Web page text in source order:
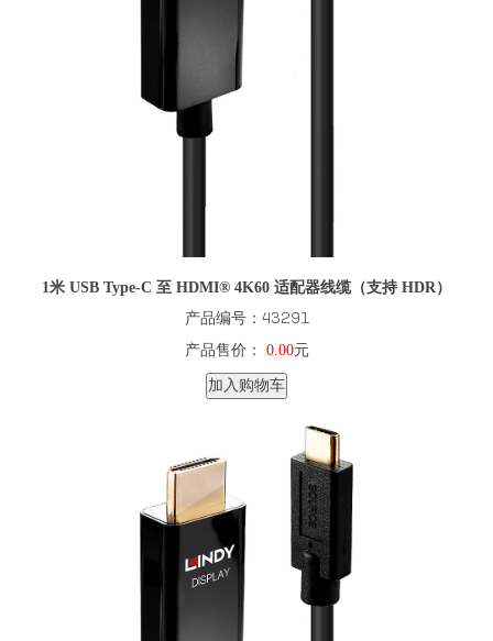
1米 USB Type-C 至 HDMI® 4K60 适配器线缆（支持 HDR）
产品编号：43291
产品售价： 0.00元
加入购物车